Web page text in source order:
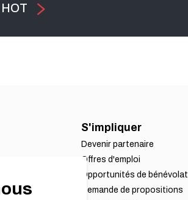
S'impliquer
Devenir partenaire
Offres d'emploi
Opportunités de bénévolat
Demande de propositions